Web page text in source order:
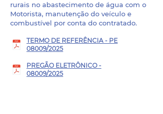
rurais no abastecimento de água com o
Motorista, manutenção do veículo e
combustível por conta do contratado.
TERMO DE REFERÊNCIA - PE
08009/2025
PREGÃO ELETRÔNICO -
08009/2025